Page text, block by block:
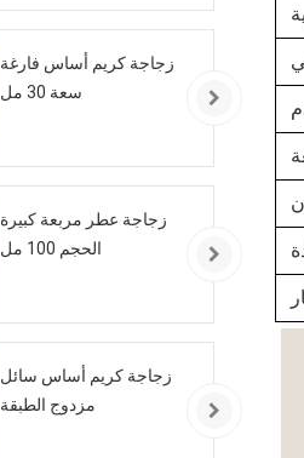
زجاجة كريم أساس فارغة
سعة 30 مل
زجاجة عطر مربعة كبيرة
الحجم 100 مل
زجاجة كريم أساس سائل
مزدوج الطبقة